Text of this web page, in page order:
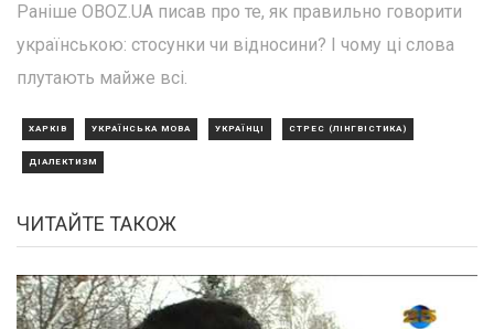
Раніше OBOZ.UA писав про те, як правильно говорити
українською: стосунки чи відносини? І чому ці слова
плутають майже всі.
ХАРКІВ УКРАЇНСЬКА МОВА УКРАЇНЦІ СТРЕС (ЛІНГВІСТИКА)
ДІАЛЕКТИЗМ
ЧИТАЙТЕ ТАКОЖ